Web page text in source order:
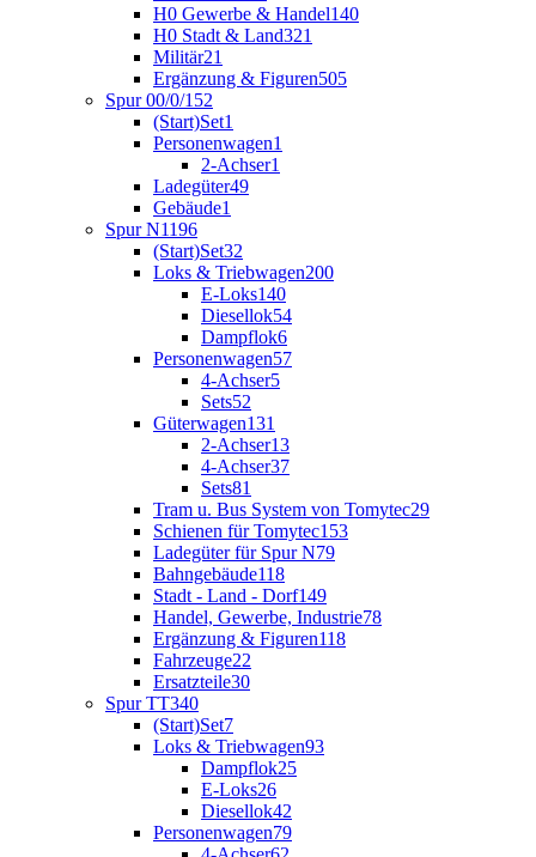
H0 Gewerbe & Handel140
H0 Stadt & Land321
Militär21
Ergänzung & Figuren505
Spur 00/0/1 52
(Start)Set1
Personenwagen1
2-Achser1
Ladegüter49
Gebäude1
Spur N1196
(Start)Set32
Loks & Triebwagen200
E-Loks140
Diesellok54
Dampflok6
Personenwagen57
4-Achser5
Sets52
Güterwagen131
2-Achser13
4-Achser37
Sets81
Tram u. Bus System von Tomytec29
Schienen für Tomytec153
Ladegüter für Spur N79
Bahngebäude118
Stadt - Land - Dorf149
Handel, Gewerbe, Industrie78
Ergänzung & Figuren118
Fahrzeuge22
Ersatzteile30
Spur TT340
(Start)Set7
Loks & Triebwagen93
Dampflok25
E-Loks26
Diesellok42
Personenwagen79